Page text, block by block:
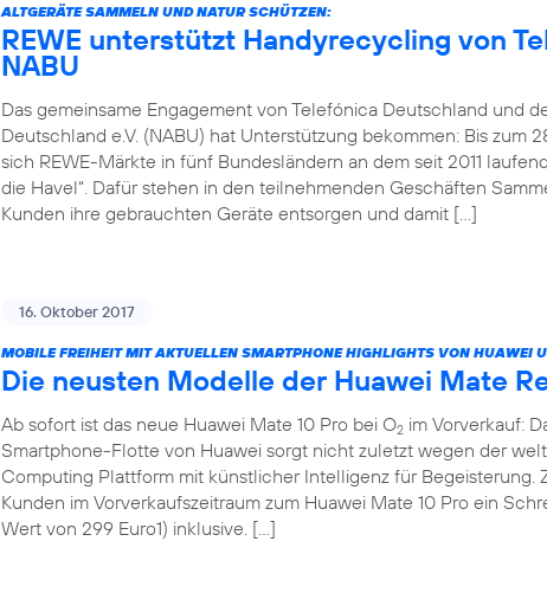
ALTGERÄTE SAMMELN UND NATUR SCHÜTZEN:
REWE unterstützt Handyrecycling von
NABU
Das gemeinsame Engagement von Telefónica Deutschland und
Deutschland e.V. (NABU) hat Unterstützung bekommen: Bis zum
sich REWE-Märkte in fünf Bundesländern an dem seit 2011
die Havel“. Dafür stehen in den teilnehmenden Geschäften
Kunden ihre gebrauchten Geräte entsorgen und damit […]
16. Oktober 2017
MOBILE FREIHEIT MIT AKTUELLEN SMARTPHONE HIGHLIGHTS VON HUAWEI
Die neusten Modelle der Huawei Mate
Ab sofort ist das neue Huawei Mate 10 Pro bei O2 im Vorverkauf:
Smartphone-Flotte von Huawei sorgt nicht zuletzt wegen der
Computing Plattform mit künstlicher Intelligenz für Begeisterung.
Kunden im Vorverkaufszeitraum zum Huawei Mate 10 Pro ein
Wert von 299 Euro1) inklusive. […]